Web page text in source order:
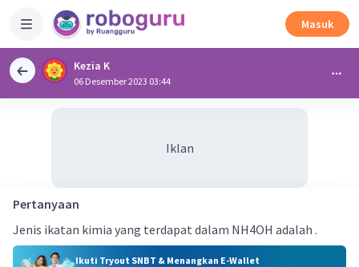
Masuk
Kezia K
06 Desember 2023 03:44
Iklan
Pertanyaan
Jenis ikatan kimia yang terdapat dalam NH4OH adalah .
Ikuti Tryout SNBT & Menangkan E-Wallet